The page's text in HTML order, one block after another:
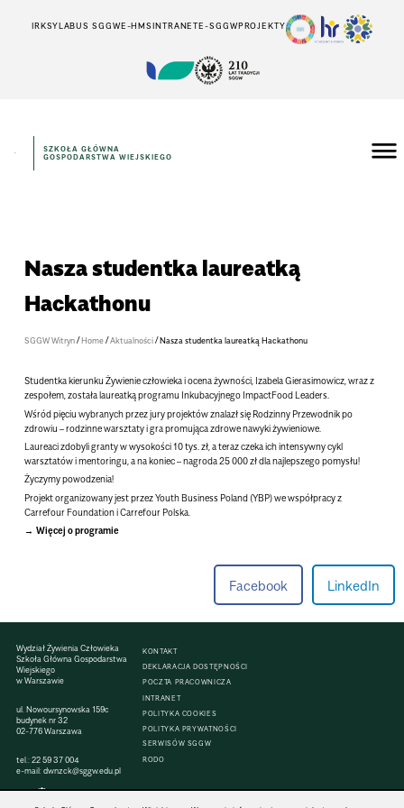
IRKSYLABUS SGGWE-HMSINTRANETE-SGGWPROJEKTY
SZKOŁA GŁÓWNA
GOSPODARSTWA WIEJSKIEGO
Nasza studentka laureatką
Hackathonu
SGGW Witryn/Home/Aktualności/Nasza studentka laureatką Hackathonu
Studentka kierunku Żywienie człowieka i ocena żywności, Izabela Gierasimowicz, wraz z
zespołem, została laureatką programu Inkubacyjnego ImpactFood Leaders.
Wśród pięciu wybranych przez jury projektów znalazł się Rodzinny Przewodnik po
zdrowiu – rodzinne warsztaty i gra promująca zdrowe nawyki żywieniowe.
Laureaci zdobyli granty w wysokości 10 tys. zł, a teraz czeka ich intensywny cykl
warsztatów i mentoringu, a na koniec – nagroda 25 000 zł dla najlepszego pomysłu!
Życzymy powodzenia!
Projekt organizowany jest przez Youth Business Poland (YBP) we współpracy z
Carrefour Foundation i Carrefour Polska.
Więcej o programie
Facebook LinkedIn
Wydział Żywienia Człowieka
Szkoła Główna Gospodarstwa
Wiejskiego
w Warszawie
ul. Nowoursynowska 159c
budynek nr 32
02-776 Warszawa
tel.:22 59 37 004
e-mail:dwnzck@sggw.edu.pl
KONTAKT
DEKLARACJA DOSTĘPNOŚCI
POCZTA PRACOWNICZA
INTRANET
POLITYKA COOKIES
POLITYKA PRYWATNOŚCI
SERWISÓW SGGW
RODO